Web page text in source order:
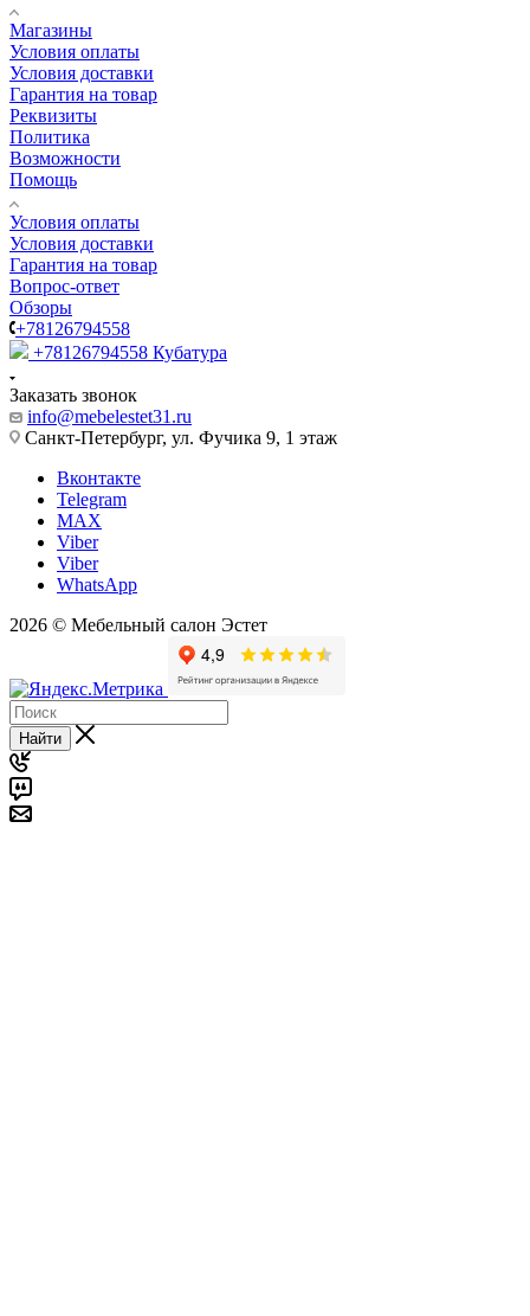
Магазины
Условия оплаты
Условия доставки
Гарантия на товар
Реквизиты
Политика
Возможности
Помощь
Условия оплаты
Условия доставки
Гарантия на товар
Вопрос-ответ
Обзоры
+78126794558
+78126794558 Кубатура
Заказать звонок
info@mebelestet31.ru
Санкт-Петербург, ул. Фучика 9, 1 этаж
Вконтакте
Telegram
MAX
Viber
Viber
WhatsApp
2026 © Мебельный салон Эстет
Найти